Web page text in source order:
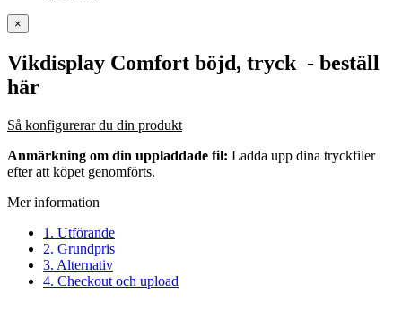
×
Vikdisplay Comfort böjd, tryck - beställ
här
Så konfigurerar du din produkt
Anmärkning om din uppladdade fil: Ladda upp dina tryckfiler
efter att köpet genomförts.
Mer information
1. Utförande
2. Grundpris
3. Alternativ
4. Checkout och upload